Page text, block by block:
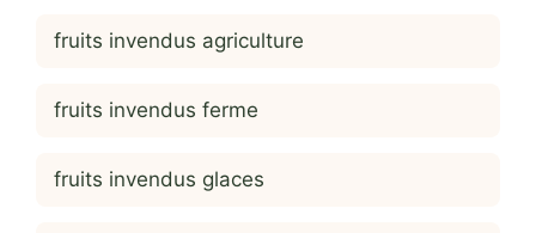
fruits invendus agriculture
fruits invendus ferme
fruits invendus glaces